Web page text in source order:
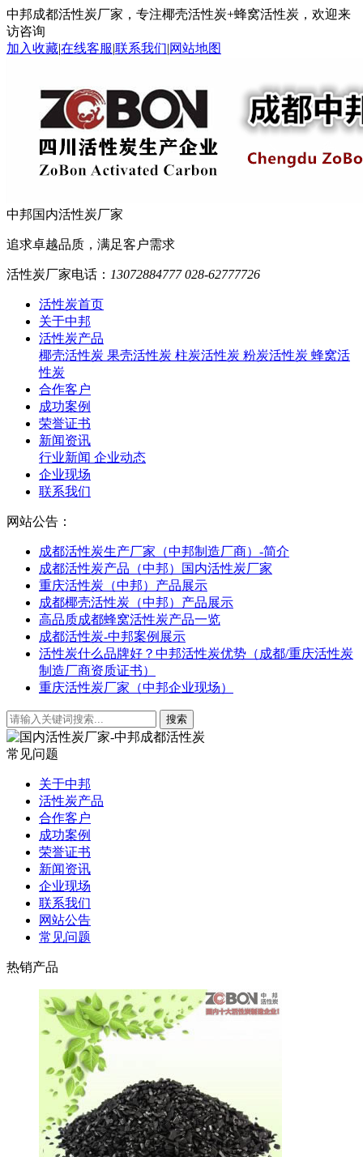
中邦成都活性炭厂家，专注椰壳活性炭+蜂窝活性炭，欢迎来
访咨询
加入收藏|在线客服|联系我们|网站地图
中邦国内活性炭厂家
追求卓越品质，满足客户需求
活性炭厂家电话： 13072884777 028-62777726
活性炭首页
关于中邦
活性炭产品
椰壳活性炭 果壳活性炭 柱炭活性炭 粉炭活性炭 蜂窝活
性炭
合作客户
成功案例
荣誉证书
新闻资讯
行业新闻 企业动态
企业现场
联系我们
网站公告：
成都活性炭生产厂家（中邦制造厂商）-简介
成都活性炭产品（中邦）国内活性炭厂家
重庆活性炭（中邦）产品展示
成都椰壳活性炭（中邦）产品展示
高品质成都蜂窝活性炭产品一览
成都活性炭-中邦案例展示
活性炭什么品牌好？中邦活性炭优势（成都/重庆活性炭
制造厂商资质证书）
重庆活性炭厂家（中邦企业现场）
常见问题
关于中邦
活性炭产品
合作客户
成功案例
荣誉证书
新闻资讯
企业现场
联系我们
网站公告
常见问题
热销产品